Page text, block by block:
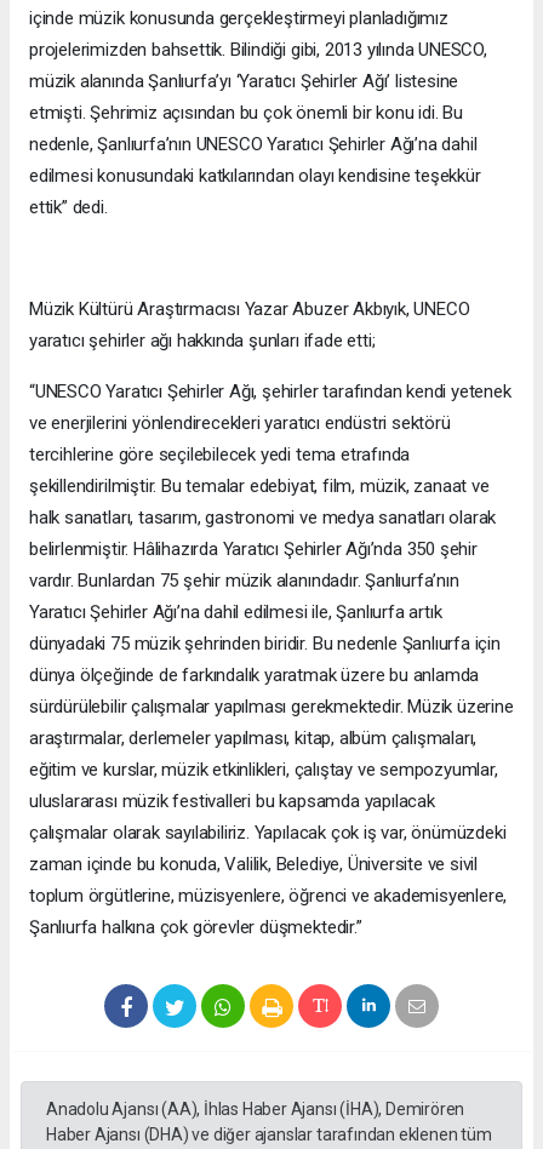
içinde müzik konusunda gerçekleştirmeyi planladığımız
projelerimizden bahsettik. Bilindiği gibi, 2013 yılında UNESCO,
müzik alanında Şanlıurfa’yı ‘Yaratıcı Şehirler Ağı’ listesine
etmişti. Şehrimiz açısından bu çok önemli bir konu idi. Bu
nedenle, Şanlıurfa’nın UNESCO Yaratıcı Şehirler Ağı’na dahil
edilmesi konusundaki katkılarından olayı kendisine teşekkür
ettik” dedi.
Müzik Kültürü Araştırmacısı Yazar Abuzer Akbıyık, UNECO
yaratıcı şehirler ağı hakkında şunları ifade etti;
“UNESCO Yaratıcı Şehirler Ağı, şehirler tarafından kendi yetenek
ve enerjilerini yönlendirecekleri yaratıcı endüstri sektörü
tercihlerine göre seçilebilecek yedi tema etrafında
şekillendirilmiştir. Bu temalar edebiyat, film, müzik, zanaat ve
halk sanatları, tasarım, gastronomi ve medya sanatları olarak
belirlenmiştir. Hâlihazırda Yaratıcı Şehirler Ağı’nda 350 şehir
vardır. Bunlardan 75 şehir müzik alanındadır. Şanlıurfa’nın
Yaratıcı Şehirler Ağı’na dahil edilmesi ile, Şanlıurfa artık
dünyadaki 75 müzik şehrinden biridir. Bu nedenle Şanlıurfa için
dünya ölçeğinde de farkındalık yaratmak üzere bu anlamda
sürdürülebilir çalışmalar yapılması gerekmektedir. Müzik üzerine
araştırmalar, derlemeler yapılması, kitap, albüm çalışmaları,
eğitim ve kurslar, müzik etkinlikleri, çalıştay ve sempozyumlar,
uluslararası müzik festivalleri bu kapsamda yapılacak
çalışmalar olarak sayılabiliriz. Yapılacak çok iş var, önümüzdeki
zaman içinde bu konuda, Valilik, Belediye, Üniversite ve sivil
toplum örgütlerine, müzisyenlere, öğrenci ve akademisyenlere,
Şanlıurfa halkına çok görevler düşmektedir.”
Anadolu Ajansı (AA), İhlas Haber Ajansı (İHA), Demirören
Haber Ajansı (DHA) ve diğer ajanslar tarafından eklenen tüm